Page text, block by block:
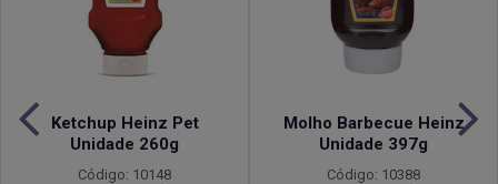
Ketchup Heinz Pet
Unidade 260g
Código: 10148
Molho Barbecue Heinz
Unidade 397g
Código: 10388